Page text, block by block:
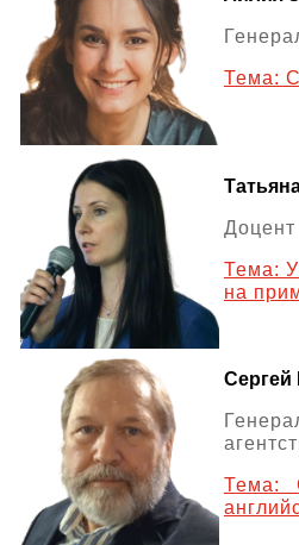
Тема:
Тема:
на
Сергей
Тема: